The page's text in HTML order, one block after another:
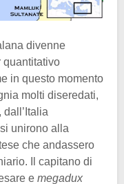
divenne
quantitativo
in questo momento
molti diseredati,
unirono alla
che andassero
Il capitano di
e megadux